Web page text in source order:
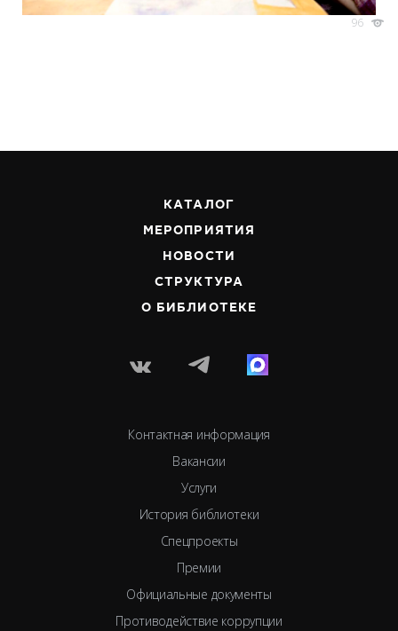
96
КАТАЛОГ
МЕРОПРИЯТИЯ
НОВОСТИ
СТРУКТУРА
О БИБЛИОТЕКЕ
Контактная информация
Вакансии
Услуги
История библиотеки
Спецпроекты
Премии
Официальные документы
Противодействие коррупции